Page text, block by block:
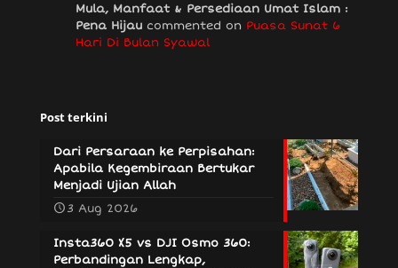
Mula, Manfaat & Persediaan Umat Islam :
Pena Hijau commented on Puasa Sunat 6
Hari Di Bulan Syawal
Post terkini
Dari Persaraan ke Perpisahan:
Apabila Kegembiraan Bertukar
Menjadi Ujian Allah
3 Aug 2026
Insta360 X5 vs DJI Osmo 360:
Perbandingan Lengkap,